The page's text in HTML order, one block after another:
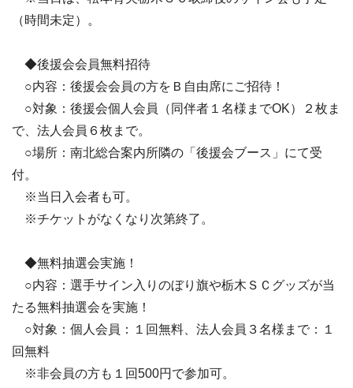
（時間未定）。
◆後援会会員無料招待
○内容：後援会会員の方をＢ自由席にご招待！
○対象：後援会個人会員（同伴者１名様までOK）２枚ま
で、法人会員６枚まで。
○場所：南北総合案内所隣の「後援会ブース」にて受
付。
※当日入会者も可。
※チケットがなくなり次第終了。
◆無料抽選会実施！
○内容：選手サイン入りのぼり旗や栃木ＳＣグッズが当
たる無料抽選会を実施！
○対象：個人会員：１回無料、法人会員３名様まで：１
回無料
※非会員の方も１回500円で参加可。